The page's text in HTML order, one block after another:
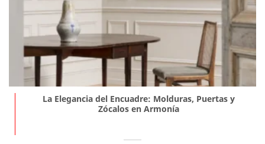
La Elegancia del Encuadre: Molduras, Puertas y
Zócalos en Armonía